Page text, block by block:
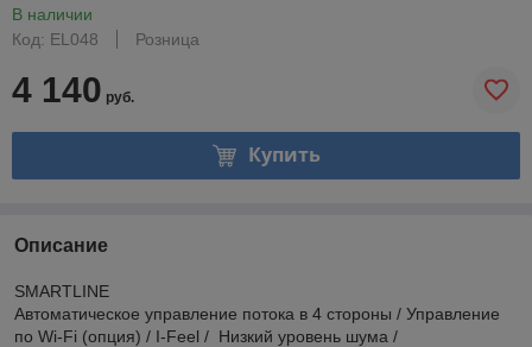
В наличии
Код: EL048
Розница
4 140 руб.
Купить
Описание
SMARTLINE
Автоматическое управление потока в 4 стороны / Управление
по Wi-Fi (опция) / I-Feel / Низкий уровень шума /